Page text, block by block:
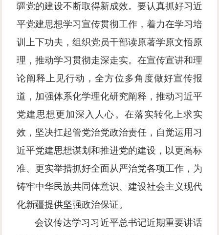
疆党的建设不断取得新成效。要认真抓好习近
平党建思想学习宣传贯彻工作，着力在学习培
训上下功夫，组织党员干部读原著学原文悟原
理，推动学习贯彻走深走实。在宣传宣讲和理
论阐释上见行动，全方位多角度做好宣传报
道，加强体系化学理化研究阐释，推动习近平
党建思想更加深入人心。在落实转化上求实
效，坚决扛起管党治党政治责任，自觉运用习
近平党建思想谋划和推进党的建设，以更高标
准、更实举措抓好全面从严治党各项工作，为
铸牢中华民族共同体意识、建设社会主义现代
化新疆提供坚强政治保证。
会议传达学习习近平总书记近期重要讲话